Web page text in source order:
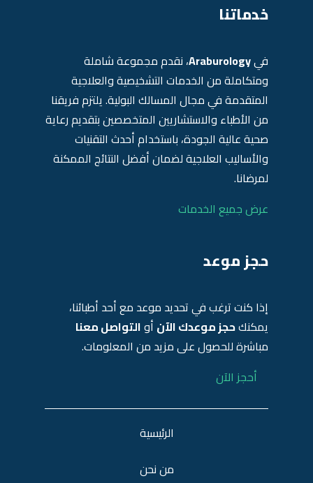
خدماتنا
فيAraburology، نقدم مجموعة شاملة
ومتكاملة من الخدمات التشخيصية والعلاجية
المتقدمة في مجال المسالك البولية. يلتزم فريقنا
من الأطباء والاستشاريين المتخصصين بتقديم رعاية
صحية عالية الجودة، باستخدام أحدث التقنيات
والأساليب العلاجية لضمان أفضل النتائج الممكنة
لمرضانا.
عرض جميع الخدمات
حجز موعد
إذا كنت ترغب في تحديد موعد مع أحد أطبائنا،
يمكنكحجز موعدك الآن أوالتواصل معنا
مباشرة للحصول على مزيد من المعلومات.
أحجز الآن
الرئيسية
من نحن